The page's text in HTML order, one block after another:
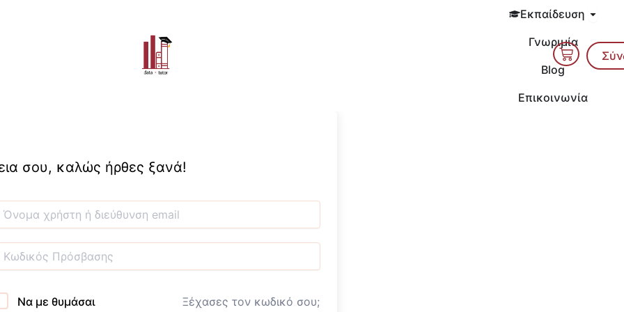
Εκπαίδευση Open
Γνωριμία
Blog
Επικοινωνία
Cart
σου, καλώς ήρθες ξανά!
Να με θυμάσαι Ξέχασες τον κωδικό σου;